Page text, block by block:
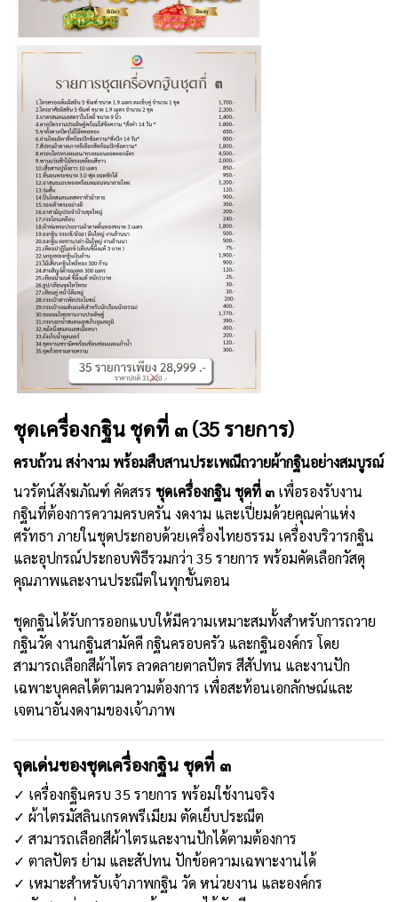
ชุดเครื่องกฐิน ชุดที่ ๓ (35 รายการ)
ครบถ้วน สง่างาม พร้อมสืบสานประเพณีถวายผ้ากฐินอย่างสมบูรณ์
นวรัตน์สังฆภัณฑ์ คัดสรร ชุดเครื่องกฐิน ชุดที่ ๓ เพื่อรองรับงาน
กฐินที่ต้องการความครบครัน งดงาม และเปี่ยมด้วยคุณค่าแห่ง
ศรัทธา ภายในชุดประกอบด้วยเครื่องไทยธรรม เครื่องบริวารกฐิน
และอุปกรณ์ประกอบพิธีรวมกว่า 35 รายการ พร้อมคัดเลือกวัสดุ
คุณภาพและงานประณีตในทุกขั้นตอน
ชุดกฐินได้รับการออกแบบให้มีความเหมาะสมทั้งสำหรับการถวาย
กฐินวัด งานกฐินสามัคคี กฐินครอบครัว และกฐินองค์กร โดย
สามารถเลือกสีผ้าไตร ลวดลายตาลปัตร สีสัปทน และงานปัก
เฉพาะบุคคลได้ตามความต้องการ เพื่อสะท้อนเอกลักษณ์และ
เจตนาอันงดงามของเจ้าภาพ
จุดเด่นของชุดเครื่องกฐิน ชุดที่ ๓
✓ เครื่องกฐินครบ 35 รายการ พร้อมใช้งานจริง
✓ ผ้าไตรมัสลินเกรดพรีเมียม ตัดเย็บประณีต
✓ สามารถเลือกสีผ้าไตรและงานปักได้ตามต้องการ
✓ ตาลปัตร ย่าม และสัปทน ปักข้อความเฉพาะงานได้
✓ เหมาะสำหรับเจ้าภาพกฐิน วัด หน่วยงาน และองค์กร